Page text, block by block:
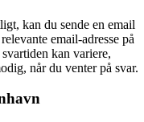
kan du sende en email
email-adresse på
kan variere,
når du venter på svar.